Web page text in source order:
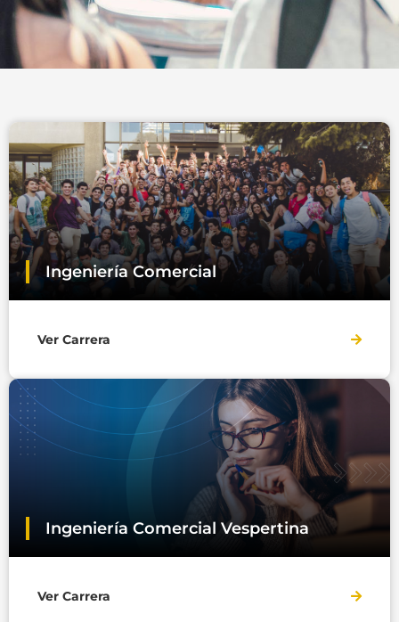
Ingeniería Comercial
Ver Carrera
Ingeniería Comercial Vespertina
Ver Carrera